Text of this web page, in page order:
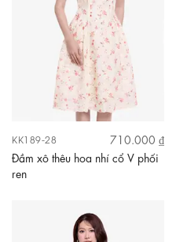
KK189-28
710.000 ₫
Đầm xô thêu hoa nhí cổ V phối
ren